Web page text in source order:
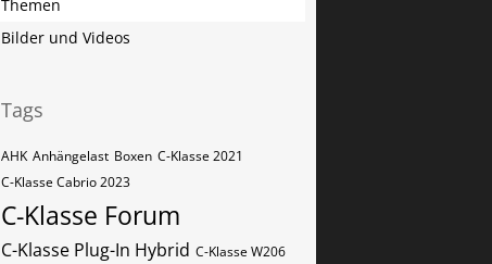
Themen
Bilder und Videos
Tags
AHK Anhängelast Boxen C-Klasse 2021
C-Klasse Cabrio 2023
C-Klasse Forum
C-Klasse Plug-In Hybrid C-Klasse W206